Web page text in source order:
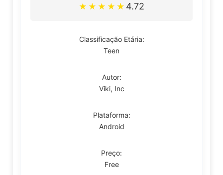
★ ★ ★ ★ ★ 4.72
Classificação Etária:
Teen
Autor:
Viki, Inc
Plataforma:
Android
Preço:
Free